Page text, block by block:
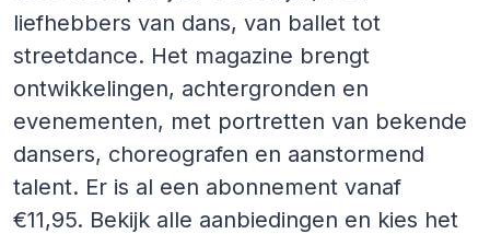
liefhebbers van dans, van ballet tot
streetdance. Het magazine brengt
ontwikkelingen, achtergronden en
evenementen, met portretten van bekende
dansers, choreografen en aanstormend
talent. Er is al een abonnement vanaf
€11,95. Bekijk alle aanbiedingen en kies het